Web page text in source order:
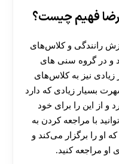
رضا فهیم چیست؟
رانندگی و کلاس‌های
و در گروه سنی های
زیادی نیز به کلاس‌های
بسیار زیادی که دارد
و از این را برای خود
با مراجعه کردن به
را برگزار می‌کند و
او مراجعه کنید.